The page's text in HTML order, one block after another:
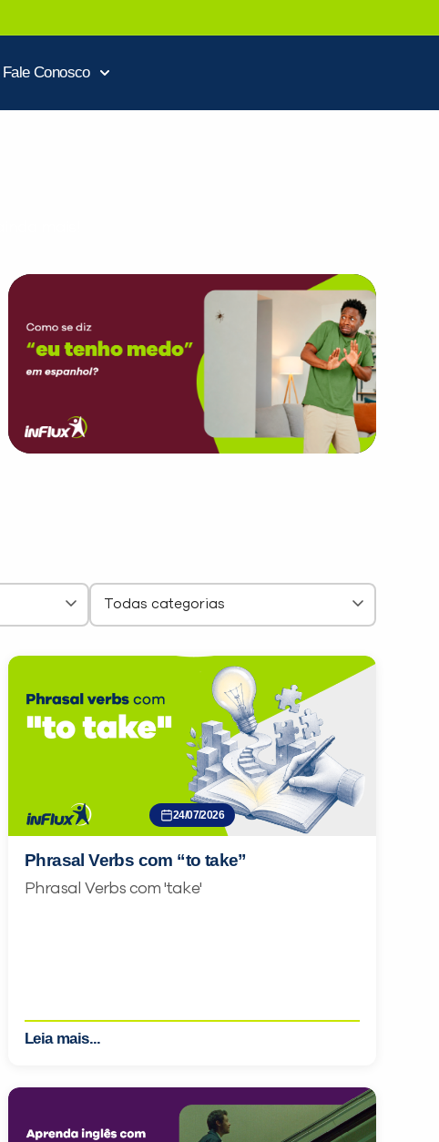
Fale Conosco
24/07/2026
Phrasal Verbs com “to take”
Phrasal Verbs com 'take'
Leia mais...